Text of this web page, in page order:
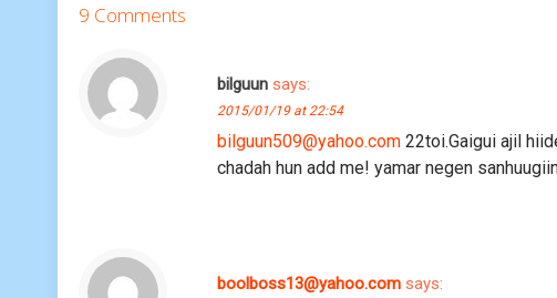
9 Comments
bilguun says:
2015/01/19 at 22:54
bilguun509@yahoo.com 22toi.Gaigui ajil
chadah hun add me! yamar negen
boolboss13@yahoo.com says: